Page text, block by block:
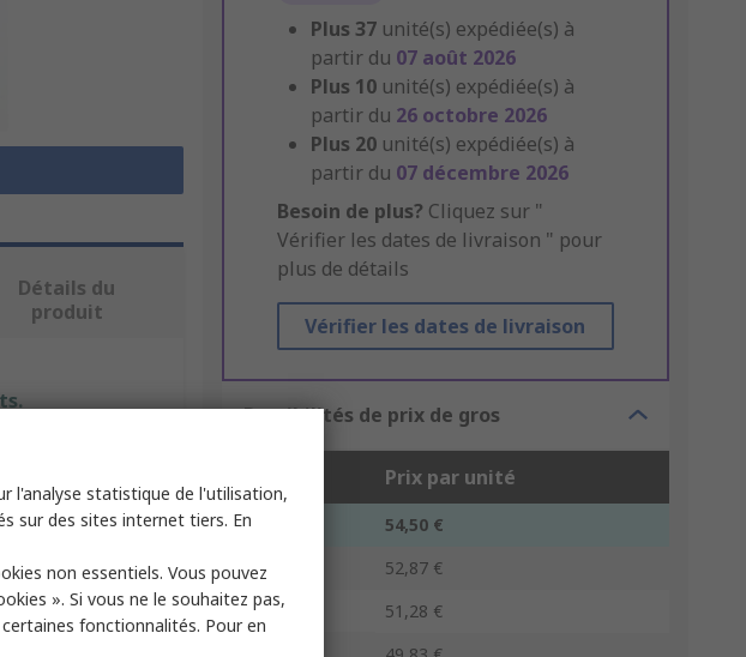
Plus 37 unité(s) expédiée(s) à
partir du 07 août 2026
Plus 10 unité(s) expédiée(s) à
partir du 26 octobre 2026
Plus 20 unité(s) expédiée(s) à
partir du 07 décembre 2026
Besoin de plus? Cliquez sur "
Vérifier les dates de livraison " pour
plus de détails
Vérifier les dates de livraison
Possibilités de prix de gros
Prix par unité
1 - 9
54,50 €
10 - 24
52,87 €
25 - 49
51,28 €
Détails du
produit
l'analyse statistique de l'utilisation,
sur des sites internet tiers. En
non essentiels. Vous pouvez
». Si vous ne le souhaitez pas,
fonctionnalités. Pour en